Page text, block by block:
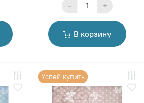
- +
В корзину
Успей купить